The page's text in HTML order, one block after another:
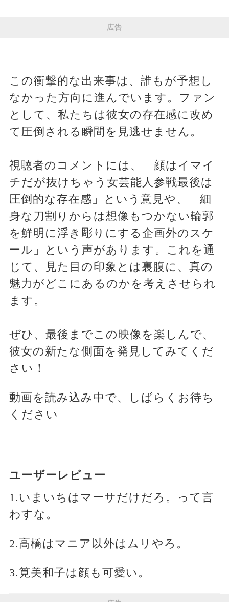
広告
この衝撃的な出来事は、誰もが予想し
なかった方向に進んでいます。ファン
として、私たちは彼女の存在感に改め
て圧倒される瞬間を見逃せません。
視聴者のコメントには、「顔はイマイ
チだが抜けちゃう女芸能人参戦最後は
圧倒的な存在感」という意見や、「細
身な刀割りからは想像もつかない輪郭
を鮮明に浮き彫りにする企画外のスケ
ール」という声があります。これを通
じて、見た目の印象とは裏腹に、真の
魅力がどこにあるのかを考えさせられ
ます。
ぜひ、最後までこの映像を楽しんで、
彼女の新たな側面を発見してみてくだ
さい！
動画を読み込み中で、しばらくお待ち
ください
ユーザーレビュー
1.いまいちはマーサだけだろ。って言
わすな。
2.高橋はマニア以外はムリやろ。
3.筧美和子は顔も可愛い。